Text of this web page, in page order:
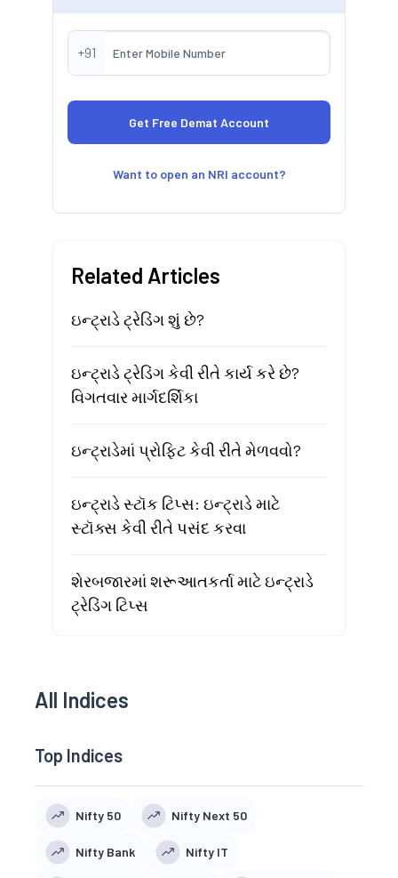
+91
Want to open an NRI account?
Related Articles
ઇન્ટ્રાડે ટ્રેડિંગ શું છે?
ઇન્ટ્રાડે ટ્રેડિંગ કેવી રીતે કાર્ય કરે છે?
વિગતવાર માર્ગદર્શિકા
ઇન્ટ્રાડેમાં પ્રોફિટ કેવી રીતે મેળવવો?
ઇન્ટ્રાડે સ્ટૉક ટિપ્સ: ઇન્ટ્રાડે માટે
સ્ટૉક્સ કેવી રીતે પસંદ કરવા
શેરબજારમાં શરૂઆતકર્તા માટે ઇન્ટ્રાડે
ટ્રેડિંગ ટિપ્સ
All Indices
Top Indices
Nifty 50 Nifty Next 50
Nifty Bank Nifty IT